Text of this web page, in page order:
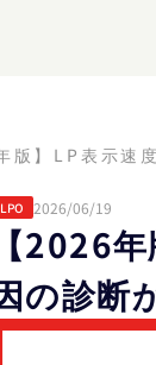
版】LP表示速
LPO 2026/06/19
【2026
の診断